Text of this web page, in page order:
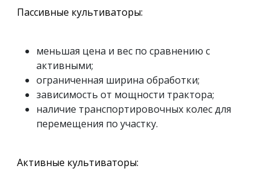
Пассивные культиваторы:
меньшая цена и вес по сравнению с
активными;
ограниченная ширина обработки;
зависимость от мощности трактора;
наличие транспортировочных колес для
перемещения по участку.
Активные культиваторы: